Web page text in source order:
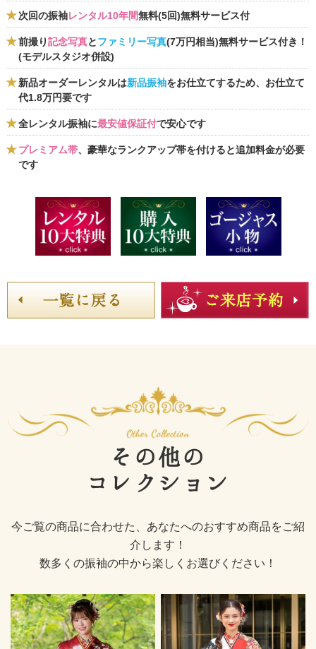
次回の振袖レンタル10年間無料(5回)無料サービス付
前撮り記念写真とファミリー写真(7万円相当)無料サービス付き！
(モデルスタジオ併設)
新品オーダーレンタルは新品振袖をお仕立てするため、お仕立て
代1.8万円要です
全レンタル振袖に最安値保証付で安心です
プレミアム帯、豪華なランクアップ帯を付けると追加料金が必要
です
その他の
コレクション
今ご覧の商品に合わせた、あなたへのおすすめ商品をご紹
介します！
数多くの振袖の中から楽しくお選びください！